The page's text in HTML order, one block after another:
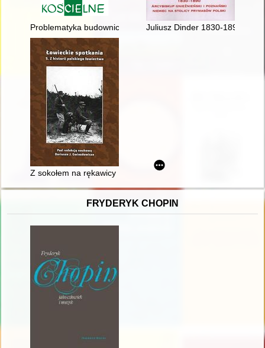
Problematyka budownictwa sakralnego diecezji lubelskiej w
Juliusz Dinder 1830-1890 :
Z sokołem na rękawicy : 50 lat współczesnego sokolnictwa w
FRYDERYK CHOPIN